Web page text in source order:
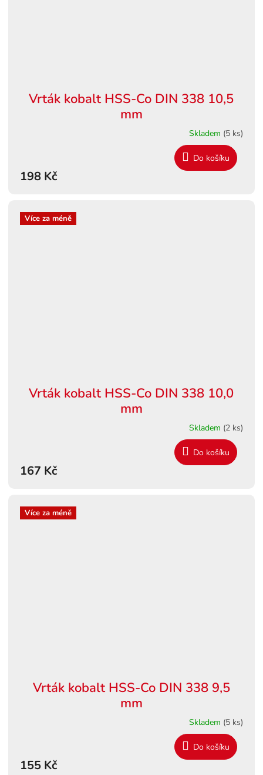
Vrták kobalt HSS-Co DIN 338 10,5
mm
Skladem (5 ks)
198 Kč
Do košíku
Více za méně
Vrták kobalt HSS-Co DIN 338 10,0
mm
Skladem (2 ks)
167 Kč
Do košíku
Více za méně
Vrták kobalt HSS-Co DIN 338 9,5
mm
Skladem (5 ks)
155 Kč
Do košíku